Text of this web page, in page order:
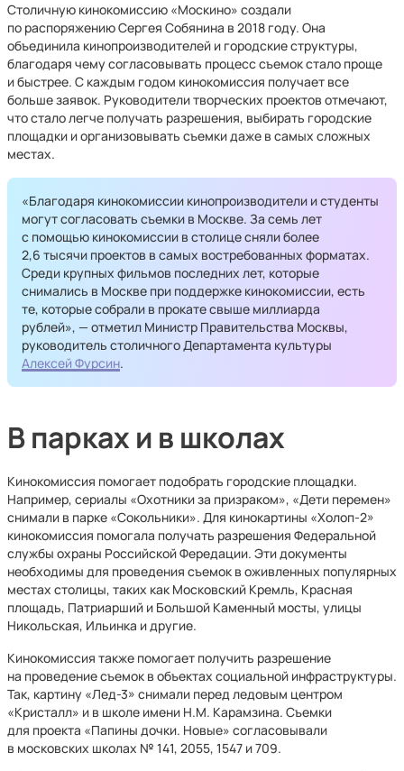
Столичную кинокомиссию «Москино» создали
по распоряжению Сергея Собянина в 2018 году. Она
объединила кинопроизводителей и городские структуры,
благодаря чему согласовывать процесс съемок стало проще
и быстрее. С каждым годом кинокомиссия получает все
больше заявок. Руководители творческих проектов отмечают,
что стало легче получать разрешения, выбирать городские
площадки и организовывать съемки даже в самых сложных
местах.
«Благодаря кинокомиссии кинопроизводители и студенты
могут согласовать съемки в Москве. За семь лет
с помощью кинокомиссии в столице сняли более
2,6 тысячи проектов в самых востребованных форматах.
Среди крупных фильмов последних лет, которые
снимались в Москве при поддержке кинокомиссии, есть
те, которые собрали в прокате свыше миллиарда
рублей», — отметил Министр Правительства Москвы,
руководитель столичного Департамента культуры
Алексей Фурсин.
В парках и в школах
Кинокомиссия помогает подобрать городские площадки.
Например, сериалы «Охотники за призраком», «Дети перемен»
снимали в парке «Сокольники». Для кинокартины «Холоп-2»
кинокомиссия помогала получать разрешения Федеральной
службы охраны Российской Фередации. Эти документы
необходимы для проведения съемок в оживленных популярных
местах столицы, таких как Московский Кремль, Красная
площадь, Патриарший и Большой Каменный мосты, улицы
Никольская, Ильинка и другие.
Кинокомиссия также помогает получить разрешение
на проведение съемок в объектах социальной инфраструктуры.
Так, картину «Лед-3» снимали перед ледовым центром
«Кристалл» и в школе имени Н.М. Карамзина. Съемки
для проекта «Папины дочки. Новые» согласовывали
в московских школах № 141, 2055, 1547 и 709.